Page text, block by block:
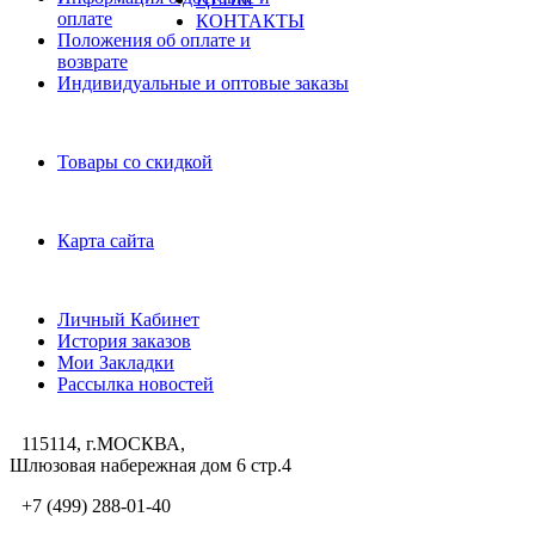
КОНТАКТЫ
оплате
Положения об оплате и
возврате
Индивидуальные и оптовые заказы
Товары со скидкой
Карта сайта
Личный Кабинет
История заказов
Мои Закладки
Рассылка новостей
115114, г.МОСКВА,
Шлюзовая набережная дом 6 стр.4
+7 (499) 288-01-40